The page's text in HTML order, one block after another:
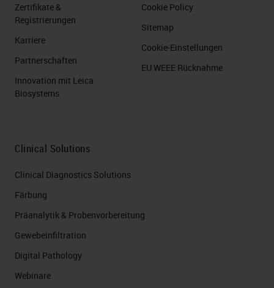
Zertifikate &
Registrierungen
Karriere
Partnerschaften
Innovation mit Leica
Biosystems
Cookie Policy
Sitemap
Cookie-Einstellungen
EU WEEE Rücknahme
Clinical Solutions
Clinical Diagnostics Solutions
Färbung
Präanalytik & Probenvorbereitung
Gewebeinfiltration
Digital Pathology
Webinare